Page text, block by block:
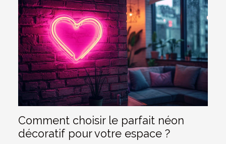
Comment choisir le parfait néon
décoratif pour votre espace ?